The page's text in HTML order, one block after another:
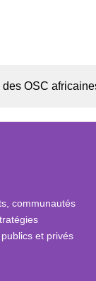
africaines
communautés
et privés